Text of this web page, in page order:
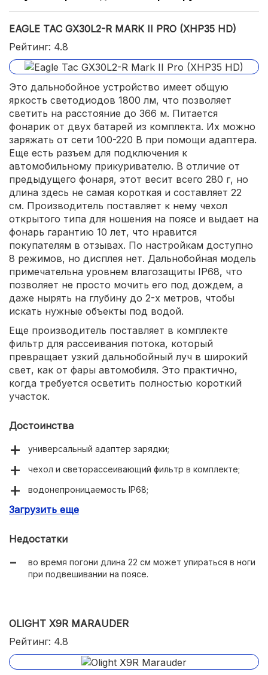
EAGLE TAC GX30L2-R MARK II PRO (XHP35 HD)
Рейтинг: 4.8
Это дальнобойное устройство имеет общую
яркость светодиодов 1800 лм, что позволяет
светить на расстояние до 366 м. Питается
фонарик от двух батарей из комплекта. Их можно
заряжать от сети 100-220 В при помощи адаптера.
Еще есть разъем для подключения к
автомобильному прикуривателю. В отличие от
предыдущего фонаря, этот весит всего 280 г, но
длина здесь не самая короткая и составляет 22
см. Производитель поставляет к нему чехол
открытого типа для ношения на поясе и выдает на
фонарь гарантию 10 лет, что нравится
покупателям в отзывах. По настройкам доступно
8 режимов, но дисплея нет. Дальнобойная модель
примечательна уровнем влагозащиты IP68, что
позволяет не просто мочить его под дождем, а
даже нырять на глубину до 2-х метров, чтобы
искать нужные объекты под водой.
Еще производитель поставляет в комплекте
фильтр для рассеивания потока, который
превращает узкий дальнобойный луч в широкий
свет, как от фары автомобиля. Это практично,
когда требуется осветить полностью короткий
участок.
Достоинства
универсальный адаптер зарядки;
чехол и светорассеивающий фильтр в комплекте;
водонепроницаемость IP68;
до 300 часов автономной работы.
Загрузить еще
Недостатки
во время погони длина 22 см может упираться в ноги
при подвешивании на поясе.
OLIGHT X9R MARAUDER
Рейтинг: 4.8